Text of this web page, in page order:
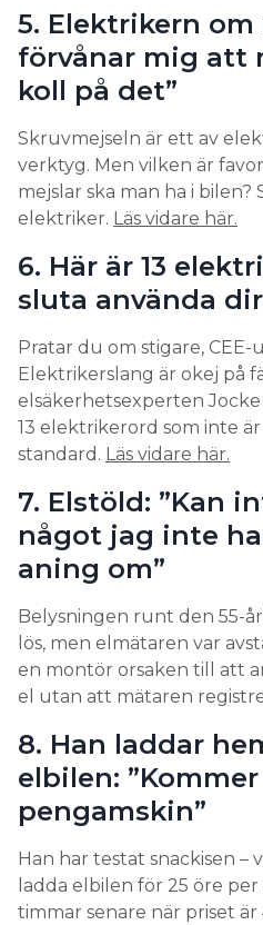
5. Elektrikern om
förvånar mig att
koll på det”
Skruvmejseln är ett av
verktyg. Men vilken är
mejslar ska man ha i bilen?
elektriker. Läs vidare här.
6. Här är 13
sluta använda
Pratar du om stigare,
Elektrikerslang är okej på
elsäkerhetsexperten
13 elektrikerord som inte
standard. Läs vidare här.
7. Elstöld: ”Kan
något jag inte
aning om”
Belysningen runt den 55-
lös, men elmätaren var
en montör orsaken till att
el utan att mätaren
8. Han laddar
elbilen:
pengamskin”
Han har testat snackisen –
ladda elbilen för 25 öre
timmar senare när priset